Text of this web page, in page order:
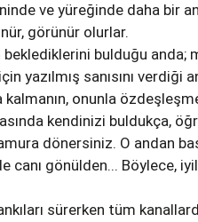
ve yüreğinde daha bir
görünür olurlar.
bulduğu anda;
yazılmış sanısını verdiği
kalmanın, onunla
kendinizi buldukça,
dönersiniz. O andan
canı gönülden... Böylece,
sürerken tüm